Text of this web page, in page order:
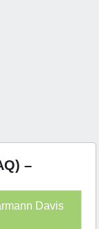
–
Davis